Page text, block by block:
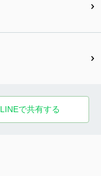
LINEで共有する